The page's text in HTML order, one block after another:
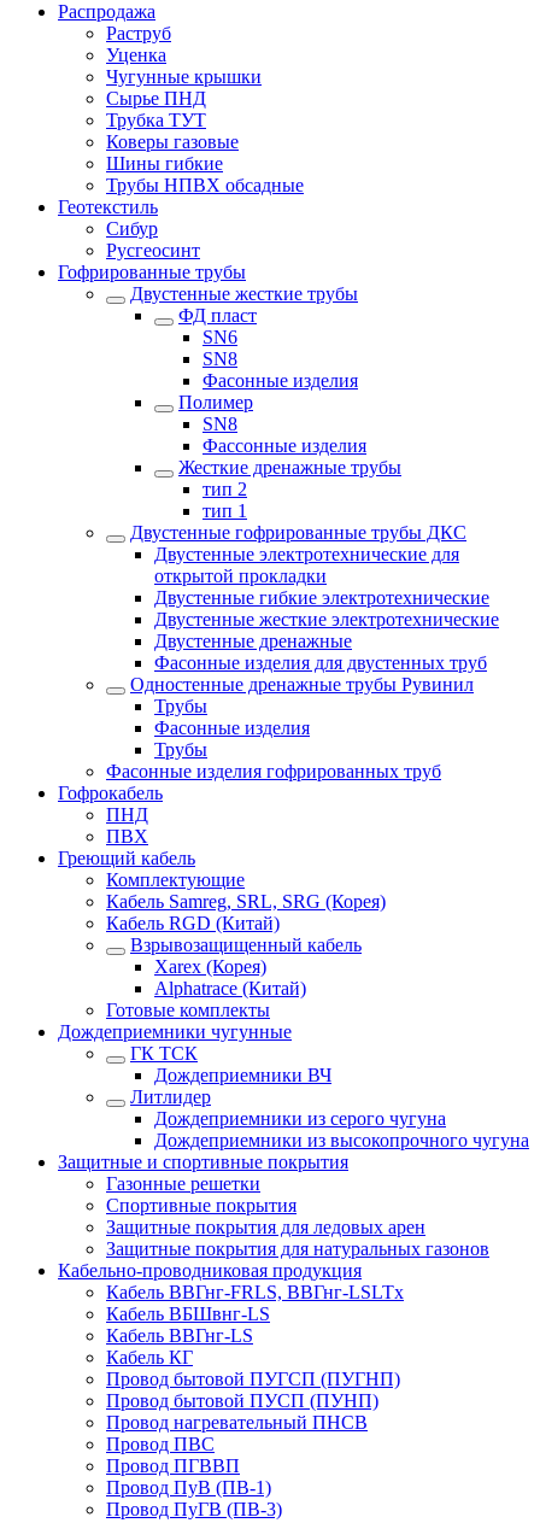
Распродажа
Раструб
Уценка
Чугунные крышки
Сырье ПНД
Трубка ТУТ
Коверы газовые
Шины гибкие
Трубы НПВХ обсадные
Геотекстиль
Сибур
Русгеосинт
Гофрированные трубы
Двустенные жесткие трубы
ФД пласт
SN6
SN8
Фасонные изделия
Полимер
SN8
Фассонные изделия
Жесткие дренажные трубы
тип 2
тип 1
Двустенные гофрированные трубы ДКС
Двустенные электротехнические для
открытой прокладки
Двустенные гибкие электротехнические
Двустенные жесткие электротехнические
Двустенные дренажные
Фасонные изделия для двустенных труб
Одностенные дренажные трубы Рувинил
Трубы
Фасонные изделия
Трубы
Фасонные изделия гофрированных труб
Гофрокабель
ПНД
ПВХ
Греющий кабель
Комплектующие
Кабель Samreg, SRL, SRG (Корея)
Кабель RGD (Китай)
Взрывозащищенный кабель
Xarex (Корея)
Alphatrace (Китай)
Готовые комплекты
Дождеприемники чугунные
ГК ТСК
Дождеприемники ВЧ
Литлидер
Дождеприемники из серого чугуна
Дождеприемники из высокопрочного чугуна
Защитные и спортивные покрытия
Газонные решетки
Спортивные покрытия
Защитные покрытия для ледовых арен
Защитные покрытия для натуральных газонов
Кабельно-проводниковая продукция
Кабель ВВГнг-FRLS, ВВГнг-LSLTx
Кабель ВБШвнг-LS
Кабель ВВГнг-LS
Кабель КГ
Провод бытовой ПУГСП (ПУГНП)
Провод бытовой ПУСП (ПУНП)
Провод нагревательный ПНСВ
Провод ПВС
Провод ПГВВП
Провод ПуВ (ПВ-1)
Провод ПуГВ (ПВ-3)